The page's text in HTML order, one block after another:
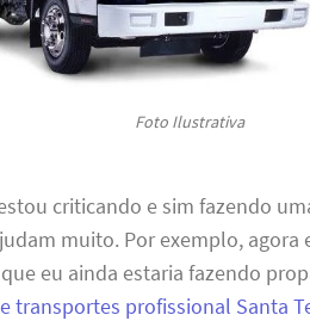
Foto Ilustrativa
criticando e sim fazendo
muito. Por exemplo, agora
eu ainda estaria fazendo
transportes profissional Santa